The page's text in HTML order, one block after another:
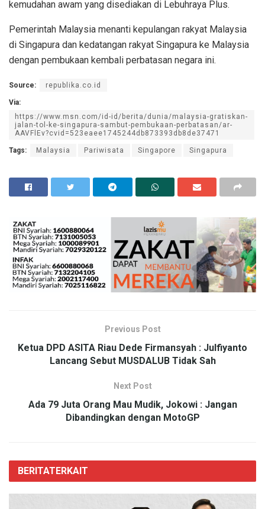
kemudahan awam yang disediakan di Lebuhraya Plus.
Pemerintah Malaysia menanti kepulangan rakyat Malaysia
di Singapura dan kedatangan rakyat Singapura ke Malaysia
dengan pembukaan kembali perbatasan negara ini.
Source: republika.co.id
Via:
https://www.msn.com/id-id/berita/dunia/malaysia-gratiskan-
jalan-tol-ke-singapura-sambut-pembukaan-perbatasan/ar-
AAVFlEv?cvid=523eaee1745244db873393db8de37471
Tags: Malaysia Pariwisata Singapore Singapura
Previous Post
Ketua DPD ASITA Riau Dede Firmansyah : Julfiyanto
Lancang Sebut MUSDALUB Tidak Sah
Next Post
Ada 79 Juta Orang Mau Mudik, Jokowi : Jangan
Dibandingkan dengan MotoGP
BERITATERKAIT